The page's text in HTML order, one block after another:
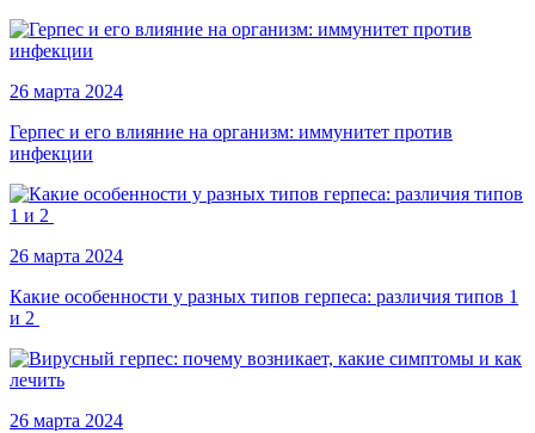
26 марта 2024
Герпес и его влияние на организм: иммунитет против
инфекции
26 марта 2024
Какие особенности у разных типов герпеса: различия типов 1
и 2
26 марта 2024